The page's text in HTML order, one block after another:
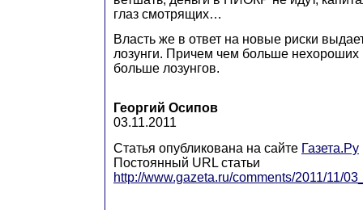
глаз смотрящих…
Власть же в ответ на новые риски
лозунги. Причем чем больше нехороших
больше лозунгов.
Георгий Осипов
03.11.2011
Статья опубликована на сайте Газета.Ру
Постоянный URL статьи
http://www.gazeta.ru/comments/2011/11/